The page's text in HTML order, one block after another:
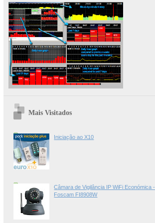
Mais Visitados
Iniciação ao X10
Câmara de Vigilância IP WiFi Económica -
Foscam FI8908W